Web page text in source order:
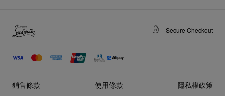
Secure Checkout
銷售條款 使用條款 隱私權政策